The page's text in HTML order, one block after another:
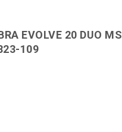
EVOLVE 20 DUO MS
109